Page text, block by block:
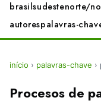
brasilsudestenorte/
autorespalavras-
início › palavras-chave ›
Procesos de